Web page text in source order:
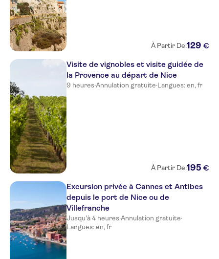
Villa Bougainville by
HappyCulture
Ibis Nice Centre Notre-Dame
Residence Nice Fleurs
Novotel Nice Arenas Aeroport
Univers Hotel
All Suite Residhome Nice
Mediterranee
Hotel Le Royal
Hyatt Regency Nice Palais de la
Mediterranee
Best Western Alba Hotel
Hotel Suede
Hotel Beau Rivage
The Deck Hotel by
À Partir De:129 €
Visite de vignobles et visite guidée de
la Provence au départ de Nice
9 heures·Annulation gratuite·Langues: en, fr
À Partir De:195 €
Excursion privée à Cannes et Antibes
depuis le port de Nice ou de
Villefranche
Jusqu'à 4 heures·Annulation gratuite·
Langues: en, fr